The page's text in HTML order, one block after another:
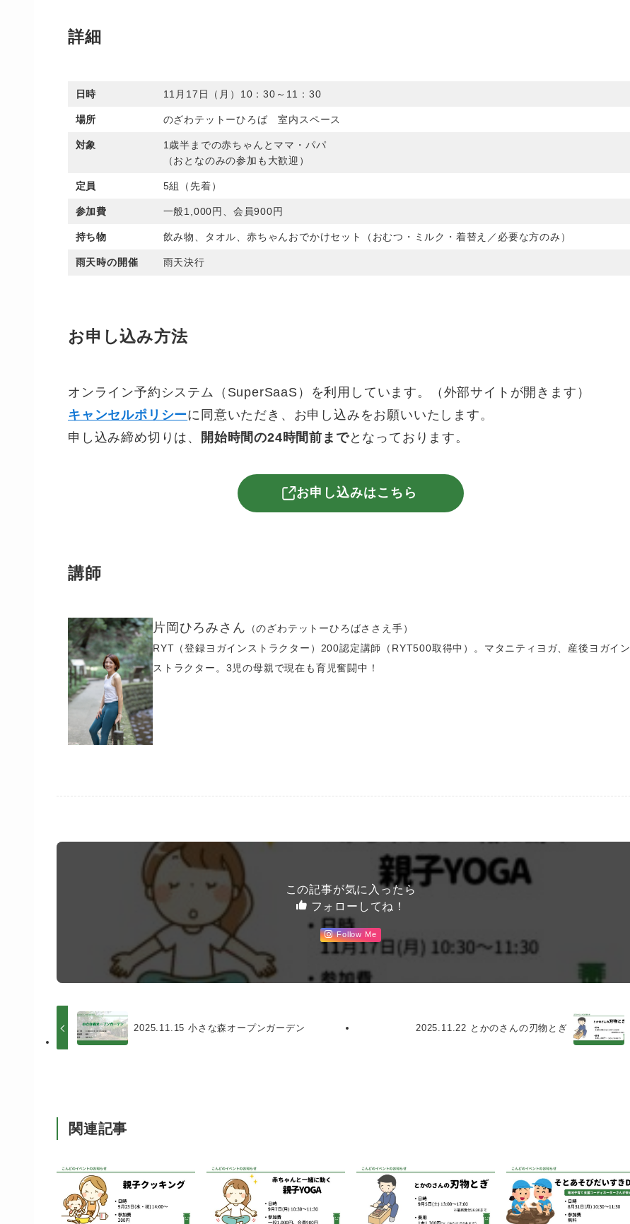
詳細
日時 11月17日（月）10：30～11：30
場所 のざわテットーひろば 室内スペース
対象
1歳半までの赤ちゃんとママ・パパ
（おとなのみの参加も大歓迎）
定員 5組（先着）
参加費 一般1,000円、会員900円
持ち物 飲み物、タオル、赤ちゃんおでかけセット（おむつ・ミルク・着替え／必要な方のみ）
雨天時の開催 雨天決行
お申し込み方法
オンライン予約システム（SuperSaaS）を利用しています。（外部サイトが開きます）
キャンセルポリシーに同意いただき、お申し込みをお願いいたします。
申し込み締め切りは、
開始時間の24時間前までとなっております。
お申し込みはこちら
講師
片岡ひろみさん
（のざわテットーひろばささえ手）
RYT（登録ヨガインストラクター）200認定講師（RYT500取得中）。マタニティヨガ、産後ヨガイン
ストラクター。3児の母親で現在も育児奮闘中！
この記事が気に入ったら
フォローしてね！
Follow Me
2025.11.15 小さな森オープンガーデン 2025.11.22 とかのさんの刃物とぎ
関連記事